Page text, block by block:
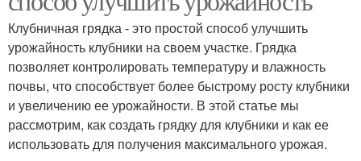
Клубничная грядка - это простой способ улучшить
урожайность клубники на своем участке. Грядка
позволяет контролировать температуру и влажность
почвы, что способствует более быстрому росту клубники
и увеличению ее урожайности. В этой статье мы
рассмотрим, как создать грядку для клубники и как ее
использовать для получения максимального урожая.